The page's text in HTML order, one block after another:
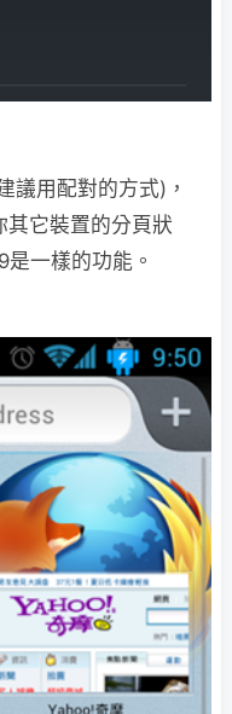
議用配對的方式)，
它裝置的分頁狀
一樣的功能。